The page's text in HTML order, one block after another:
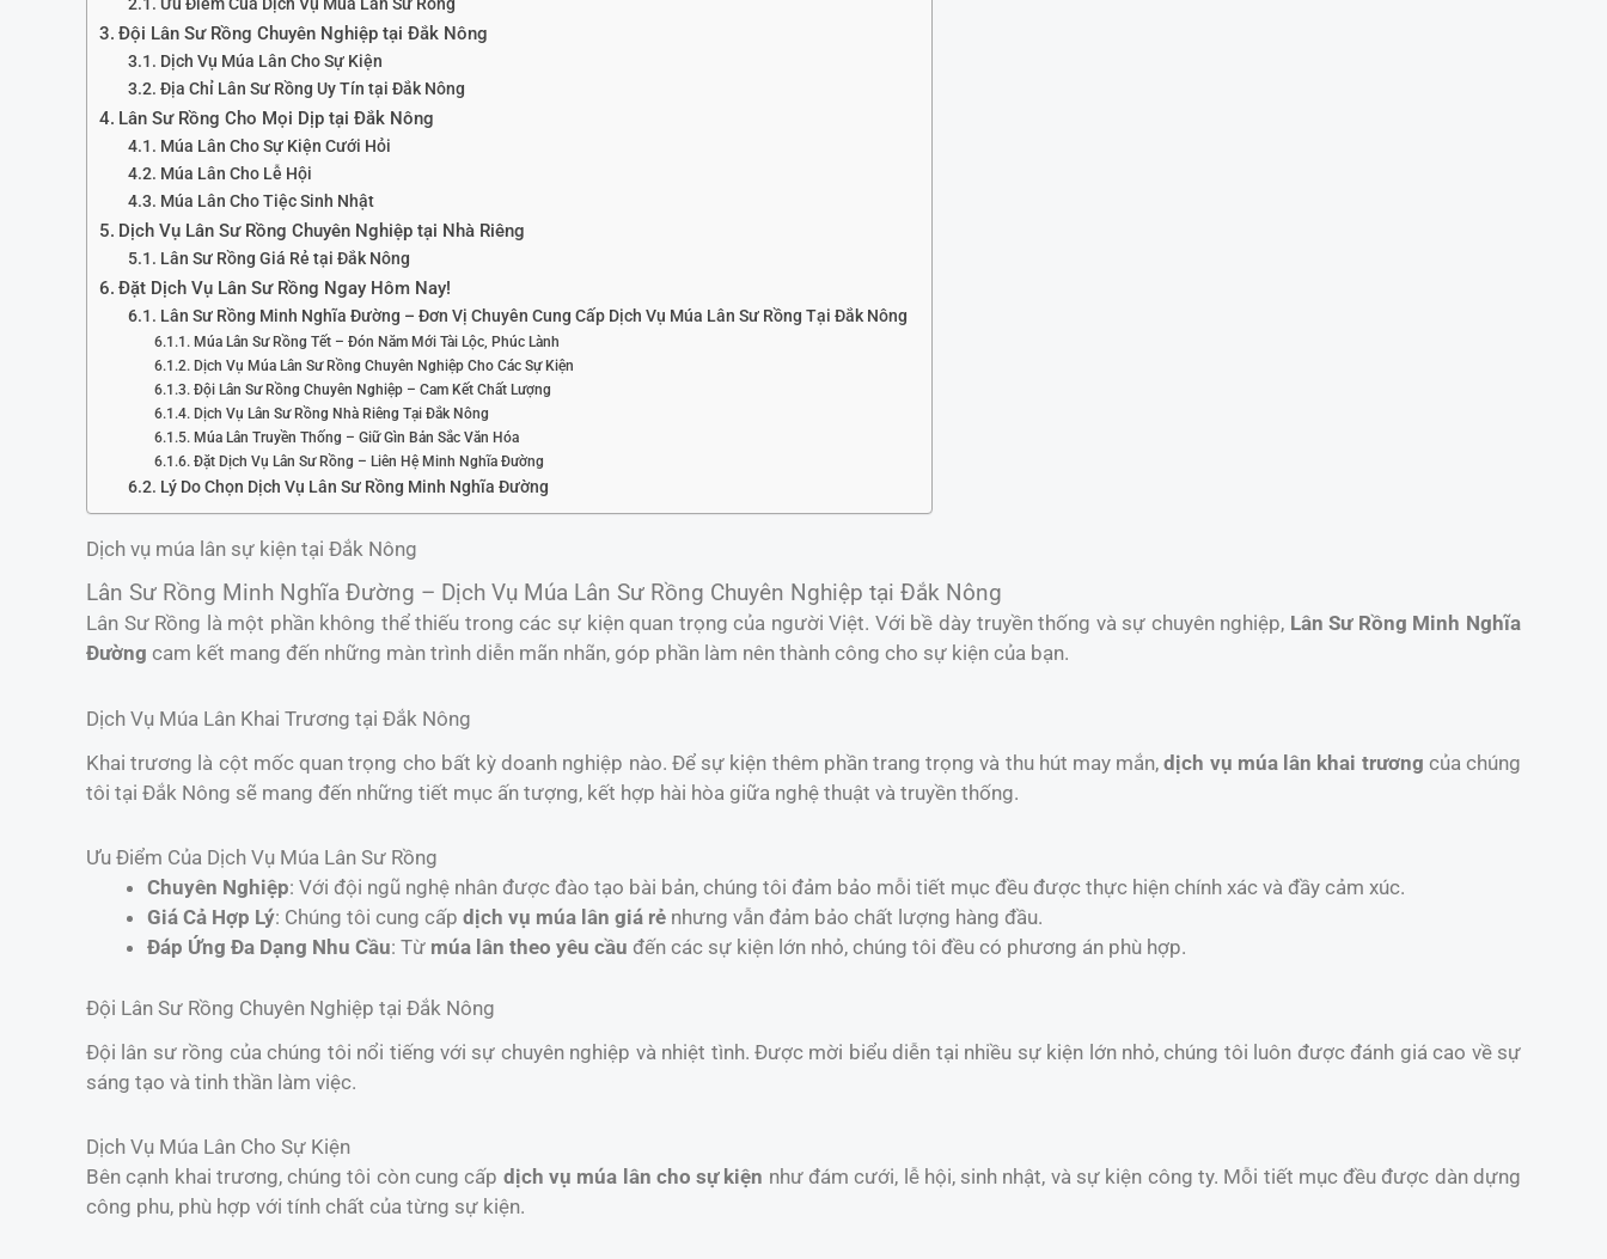
Đội Lân Sư Rồng Chuyên Nghiệp tại Đắk Nông
Dịch Vụ Múa Lân Cho Sự Kiện
Địa Chỉ Lân Sư Rồng Uy Tín tại Đắk Nông
Lân Sư Rồng Cho Mọi Dịp tại Đắk Nông
Múa Lân Cho Sự Kiện Cưới Hỏi
Múa Lân Cho Lễ Hội
Múa Lân Cho Tiệc Sinh Nhật
Dịch Vụ Lân Sư Rồng Chuyên Nghiệp tại Nhà Riêng
Lân Sư Rồng Giá Rẻ tại Đắk Nông
Đặt Dịch Vụ Lân Sư Rồng Ngay Hôm Nay!
Lân Sư Rồng Minh Nghĩa Đường – Đơn Vị Chuyên Cung Cấp Dịch Vụ Múa Lân Sư Rồng Tại Đắk Nông
Múa Lân Sư Rồng Tết – Đón Năm Mới Tài Lộc, Phúc Lành
Dịch Vụ Múa Lân Sư Rồng Chuyên Nghiệp Cho Các Sự Kiện
Đội Lân Sư Rồng Chuyên Nghiệp – Cam Kết Chất Lượng
Dịch Vụ Lân Sư Rồng Nhà Riêng Tại Đắk Nông
Múa Lân Truyền Thống – Giữ Gìn Bản Sắc Văn Hóa
Đặt Dịch Vụ Lân Sư Rồng – Liên Hệ Minh Nghĩa Đường
Lý Do Chọn Dịch Vụ Lân Sư Rồng Minh Nghĩa Đường
Dịch vụ múa lân sự kiện tại Đắk Nông
Lân Sư Rồng Minh Nghĩa Đường – Dịch Vụ Múa Lân Sư Rồng Chuyên Nghiệp tại Đắk Nông
Lân Sư Rồng là một phần không thể thiếu trong các sự kiện quan trọng của người Việt. Với bề dày truyền thống và sự chuyên nghiệp, Lân Sư Rồng Minh Nghĩa
Đường cam kết mang đến những màn trình diễn mãn nhãn, góp phần làm nên thành công cho sự kiện của bạn.
Dịch Vụ Múa Lân Khai Trương tại Đắk Nông
Khai trương là cột mốc quan trọng cho bất kỳ doanh nghiệp nào. Để sự kiện thêm phần trang trọng và thu hút may mắn,dịch vụ múa lân khai trương của chúng
tôi tại Đắk Nông sẽ mang đến những tiết mục ấn tượng, kết hợp hài hòa giữa nghệ thuật và truyền thống.
Ưu Điểm Của Dịch Vụ Múa Lân Sư Rồng
Chuyên Nghiệp: Với đội ngũ nghệ nhân được đào tạo bài bản, chúng tôi đảm bảo mỗi tiết mục đều được thực hiện chính xác và đầy cảm xúc.
Giá Cả Hợp Lý: Chúng tôi cung cấp dịch vụ múa lân giá rẻ nhưng vẫn đảm bảo chất lượng hàng đầu.
Đáp Ứng Đa Dạng Nhu Cầu: Từ múa lân theo yêu cầu đến các sự kiện lớn nhỏ, chúng tôi đều có phương án phù hợp.
Đội Lân Sư Rồng Chuyên Nghiệp tại Đắk Nông
Đội lân sư rồng của chúng tôi nổi tiếng với sự chuyên nghiệp và nhiệt tình. Được mời biểu diễn tại nhiều sự kiện lớn nhỏ, chúng tôi luôn được đánh giá cao về sự
sáng tạo và tinh thần làm việc.
Dịch Vụ Múa Lân Cho Sự Kiện
Bên cạnh khai trương, chúng tôi còn cung cấp dịch vụ múa lân cho sự kiện như đám cưới, lễ hội, sinh nhật, và sự kiện công ty. Mỗi tiết mục đều được dàn dựng
công phu, phù hợp với tính chất của từng sự kiện.